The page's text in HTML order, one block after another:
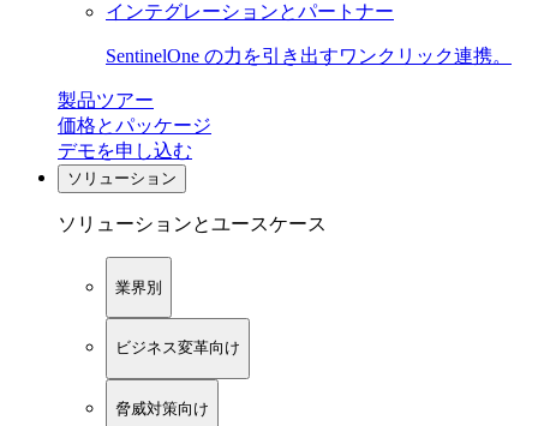
インテグレーションとパートナー
SentinelOne の力を引き出すワンクリック連携。
製品ツアー
価格とパッケージ
デモを申し込む
ソリューション
ソリューションとユースケース
業界別
ビジネス変革向け
脅威対策向け